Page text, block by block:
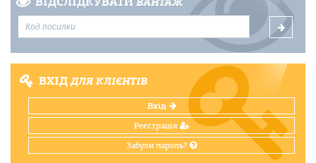
ВХІДДЛЯ КЛІЄНТІВ
Вхід
Реєстрація
Забули пароль?